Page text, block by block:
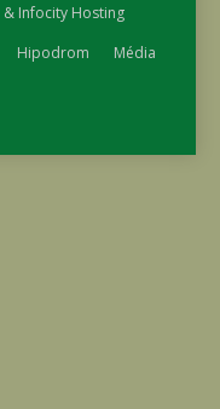
& Infocity Hosting
Hipodrom
Média